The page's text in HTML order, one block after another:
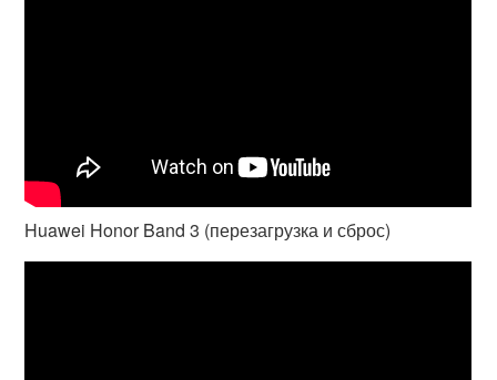
Huawei Honor Band 3 (перезагрузка и сброс)